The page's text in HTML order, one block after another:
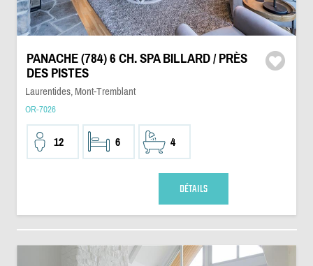
PANACHE (784) 6 CH. SPA BILLARD / PRÈS
DES PISTES
Laurentides, Mont-Tremblant
OR-7026
12 6 4
DÉTAILS